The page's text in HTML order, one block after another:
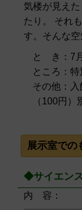
気楼が見え
たり。 それ
す。そんな空
と き：7
ところ：
その他：
（100円）
展示室での
◆サイエン
内 容：